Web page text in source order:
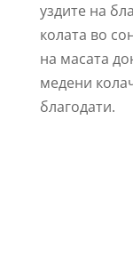
уздите на
колата во
на масата
медени
благодати.